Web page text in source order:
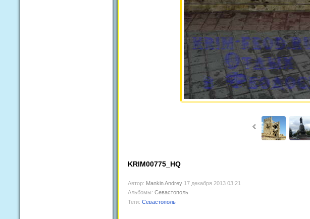
KRIM00775_HQ
Автор: Mankin Andrey 17 декабря 2013 03:21
Альбомы: Севастополь
Теги: Севастополь